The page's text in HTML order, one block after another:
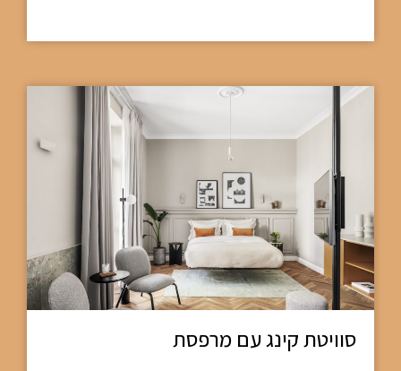
סוויטת קינג עם מרפסת